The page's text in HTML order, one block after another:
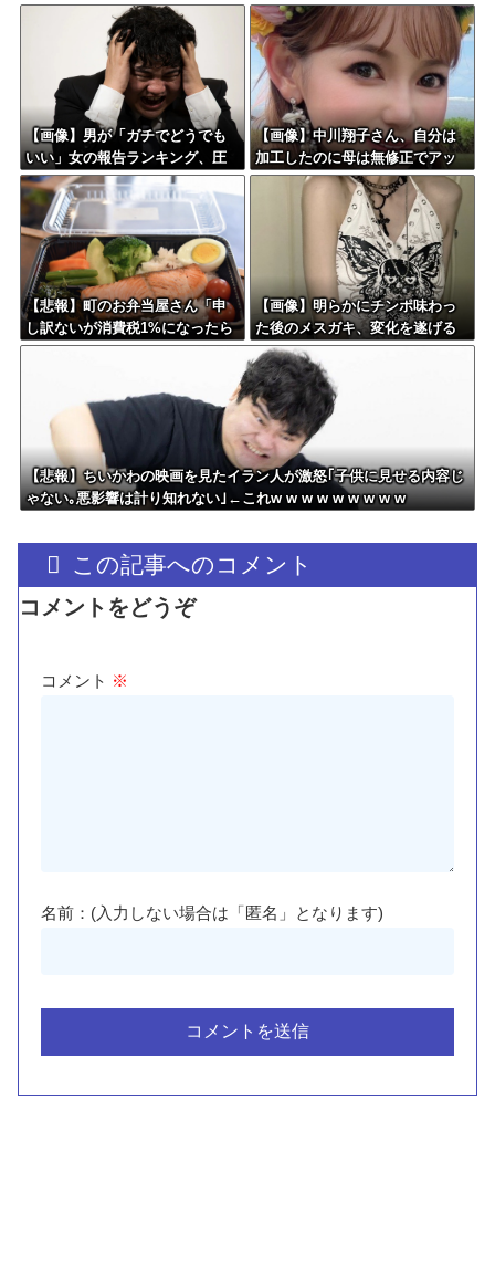
す」
【画像】男が「ガチでどうでも
いい」女の報告ランキング、圧
倒的第１位と言えば『コレ』w w
w w w w w w w w
【画像】中川翔子さん、自分は
加工したのに母は無修正でアッ
プしてしまう
【悲報】町のお弁当屋さん「申
し訳ないが消費税1%になったら
その分商品代を値上げするわ」
【画像】明らかにチンポ味わっ
た後のメスガキ、変化を遂げる
【悲報】ちいかわの映画を見たイラン人が激怒｢子供に見せる内容じ
ゃない｡悪影響は計り知れない｣←これw w w w w w w w w
この記事へのコメント
コメントをどうぞ
コメント ※
名前